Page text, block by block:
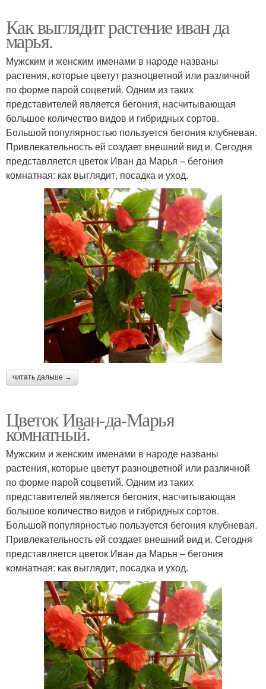
Как выглядит растение иван да
марья.
Мужским и женским именами в народе названы
растения, которые цветут разноцветной или различной
по форме парой соцветий. Одним из таких
представителей является бегония, насчитывающая
большое количество видов и гибридных сортов.
Большой популярностью пользуется бегония клубневая.
Привлекательность ей создает внешний вид и. Сегодня
представляется цветок Иван да Марья – бегония
комнатная: как выглядит, посадка и уход.
читать дальше →
Цветок Иван-да-Марья
комнатный.
Мужским и женским именами в народе названы
растения, которые цветут разноцветной или различной
по форме парой соцветий. Одним из таких
представителей является бегония, насчитывающая
большое количество видов и гибридных сортов.
Большой популярностью пользуется бегония клубневая.
Привлекательность ей создает внешний вид и. Сегодня
представляется цветок Иван да Марья – бегония
комнатная: как выглядит, посадка и уход.